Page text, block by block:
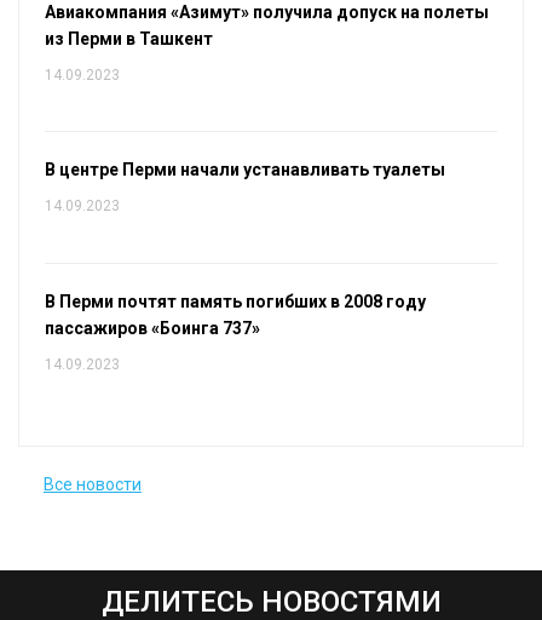
Авиакомпания «Азимут» получила допуск на полеты
из Перми в Ташкент
14.09.2023
В центре Перми начали устанавливать туалеты
14.09.2023
В Перми почтят память погибших в 2008 году
пассажиров «Боинга 737»
14.09.2023
Все новости
ДЕЛИТЕСЬ НОВОСТЯМИ